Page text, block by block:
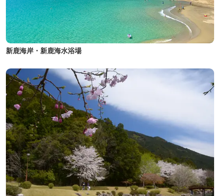
新鹿海岸・新鹿海水浴場